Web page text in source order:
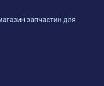
запчастин для